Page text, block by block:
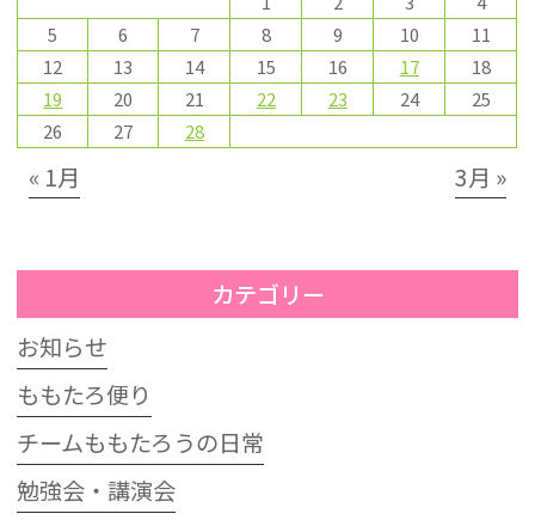
5
6 7 8 9 10
11
12
13 14 15 16 17
18
19
20 21 22 23 24
25
26
27 28
« 1月 3月 »
カテゴリー
お知らせ
ももたろ便り
チームももたろうの日常
勉強会・講演会